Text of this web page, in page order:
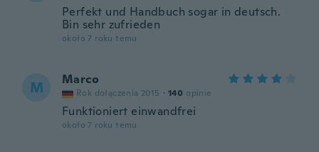
Perfekt und Handbuch sogar in deutsch.
Bin sehr zufrieden
około 7 roku temu
M Marco
Rok dołączenia 2015 · 140 opinie
Funktioniert einwandfrei
około 7 roku temu